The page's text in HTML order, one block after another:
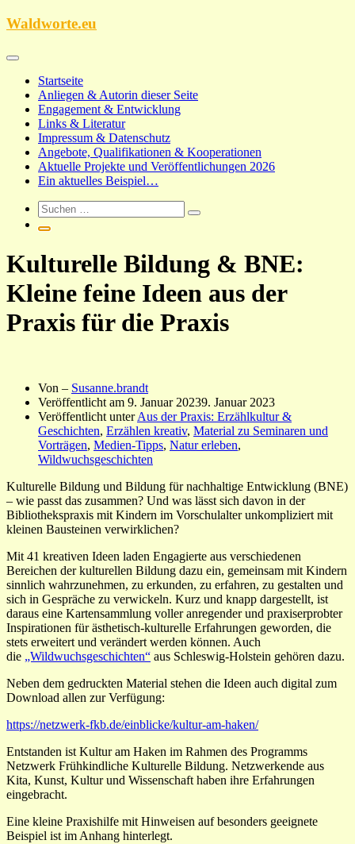
Zum
Waldworte.eu
Startseite
Anliegen & Autorin dieser Seite
Engagement & Entwicklung
Links & Literatur
Impressum & Datenschutz
Angebote, Qualifikationen & Kooperationen
Aktuelle Projekte und Veröffentlichungen 2026
Ein aktuelles Beispiel…
Kulturelle Bildung & BNE:
Kleine feine Ideen aus der
Praxis für die Praxis
Von – Susanne.brandt
Veröffentlicht am 9. Januar 20239. Januar 2023
Veröffentlicht unterAus der Praxis: Erzählkultur &
Geschichten, Erzählen kreativ, Material zu Seminaren und
Vorträgen, Medien-Tipps, Natur erleben,
Wildwuchsgeschichten
Kulturelle Bildung und Bildung für nachhaltige Entwicklung (BNE)
– wie passt das zusammen? Und was lässt sich davon in der
Bibliothekspraxis mit Kindern im Vorschulalter unkompliziert mit
kleinen Bausteinen verwirklichen?
Mit 41 kreativen Ideen laden Engagierte aus verschiedenen
Bereichen der kulturellen Bildung dazu ein, gemeinsam mit Kindern
sinnlich wahrzunehmen, zu erkunden, zu erfahren, zu gestalten und
sich in Gespräche zu verwickeln. Kurz und knapp dargestellt, ist
daraus eine Kartensammlung voller anregender und praxiserprobter
Inspirationen für ästhetisch-kulturelle Erfahrungen geworden, die
stets erweitert und verändert werden können. Auch
die „Wildwuchsgeschichten“ aus Schleswig-Holstein gehören dazu.
Neben dem gedruckten Material stehen die Ideen auch digital zum
Download allen zur Verfügung:
https://netzwerk-fkb.de/einblicke/kultur-am-haken/
Entstanden ist Kultur am Haken im Rahmen des Programms
Netzwerk Frühkindliche Kulturelle Bildung. Netzwerkende aus
Kita, Kunst, Kultur und Wissenschaft haben ihre Erfahrungen
eingebracht.
Eine kleine Praxishilfe mit Hinweisen auf besonders geeignete
Beispiel ist im Anhang hinterlegt.